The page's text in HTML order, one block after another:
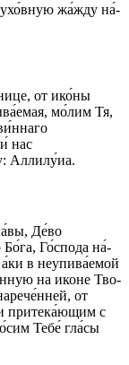
жа́жду на́­
от ико́­ны
мо́­лим Тя,
нас
Алли­лу́иа.
Де́­во
Бо́­га, Го́с­по­да на́­
в неупива́емой
на ико­не Тво­
от
при­те­ка́ю­щим с
Те­бе́ гла́сы